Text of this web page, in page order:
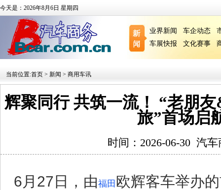
今天是：2026年8月6日 星期四
业界新闻 车企动态
车展快报
文化赛事
当前位置:首页 > 新闻 > 商用车讯
辉聚同行 共筑一流！ “老朋
旅”首场启
时间：2026-06-30 汽车
6月27日，由福田 欧辉客车举办